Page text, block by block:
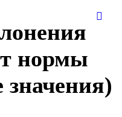
нормы